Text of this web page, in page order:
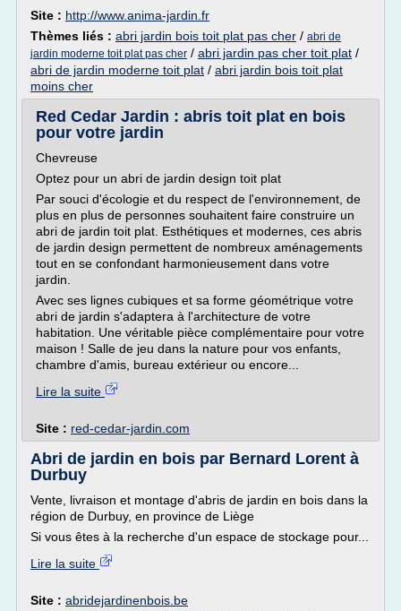
Site : http://www.anima-jardin.fr
Thèmes liés : abri jardin bois toit plat pas cher / abri de
jardin moderne toit plat pas cher / abri jardin pas cher toit plat /
abri de jardin moderne toit plat / abri jardin bois toit plat
moins cher
Red Cedar Jardin : abris toit plat en bois
pour votre jardin
Chevreuse
Optez pour un abri de jardin design toit plat
Par souci d'écologie et du respect de l'environnement, de
plus en plus de personnes souhaitent faire construire un
abri de jardin toit plat. Esthétiques et modernes, ces abris
de jardin design permettent de nombreux aménagements
tout en se confondant harmonieusement dans votre
jardin.
Avec ses lignes cubiques et sa forme géométrique votre
abri de jardin s'adaptera à l'architecture de votre
habitation. Une véritable pièce complémentaire pour votre
maison ! Salle de jeu dans la nature pour vos enfants,
chambre d'amis, bureau extérieur ou encore...
Lire la suite
Site : red-cedar-jardin.com
Abri de jardin en bois par Bernard Lorent à
Durbuy
Vente, livraison et montage d'abris de jardin en bois dans la
région de Durbuy, en province de Liège
Si vous êtes à la recherche d'un espace de stockage pour...
Lire la suite
Site : abridejardinenbois.be